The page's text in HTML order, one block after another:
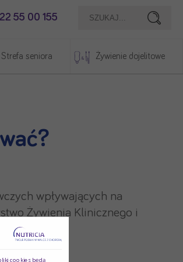
22 55 00 155 Szukaj
Strefa seniora Żywienie dojelitowe
wpływających na
Żywienia Klinicznego i
cookies będą